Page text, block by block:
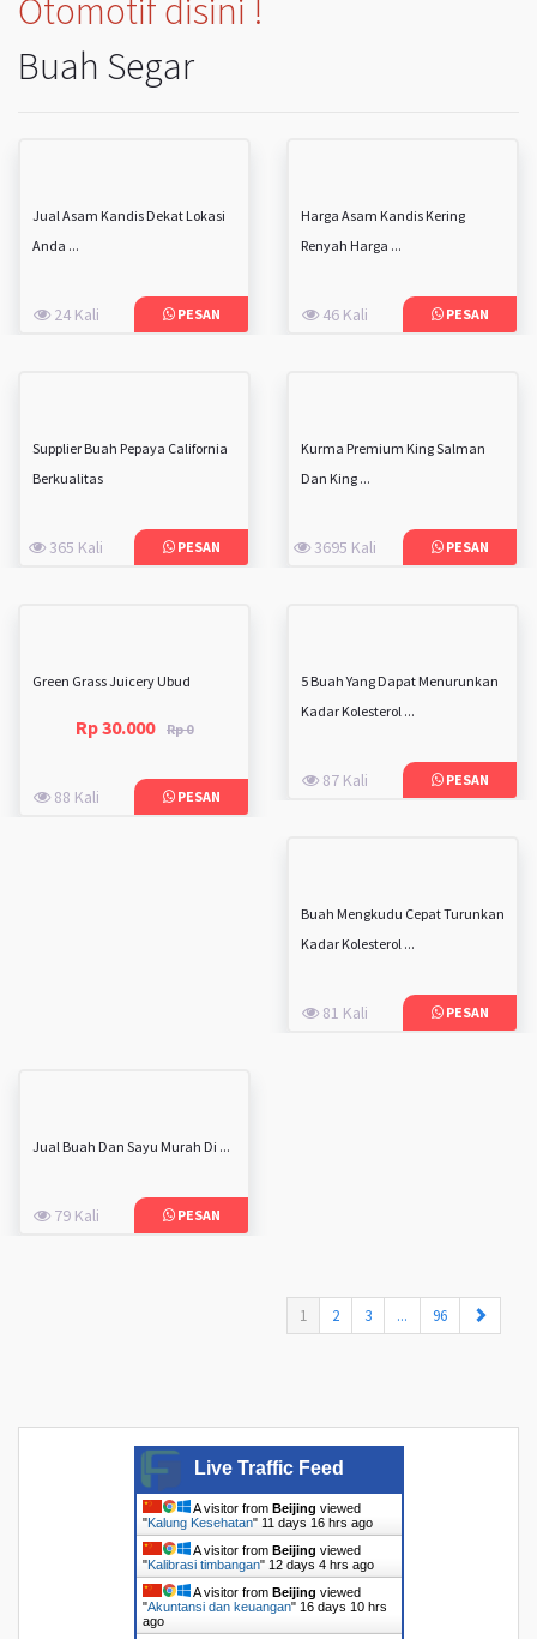
Otomotif disini !
Buah Segar
Jual Asam Kandis Dekat Lokasi
Anda ...
24 Kali PESAN
Harga Asam Kandis Kering
Renyah Harga ...
46 Kali PESAN
Supplier Buah Pepaya California
Berkualitas
365 Kali PESAN
Kurma Premium King Salman
Dan King ...
3695 Kali PESAN
Green Grass Juicery Ubud
Rp 30.000 Rp 0
88 Kali PESAN
5 Buah Yang Dapat Menurunkan
Kadar Kolesterol ...
87 Kali PESAN
Buah Mengkudu Cepat Turunkan
Kadar Kolesterol ...
81 Kali PESAN
Jual Buah Dan Sayu Murah Di ...
79 Kali PESAN
1 (current)
2 3 ... 96
Live Traffic Feed
A visitor from Beijing viewed
"Kalung Kesehatan" 11 days 16 hrs ago
A visitor from Beijing viewed
"Kalibrasi timbangan" 12 days 4 hrs ago
A visitor from Beijing viewed
"Akuntansi dan keuangan" 16 days 10 hrs
ago